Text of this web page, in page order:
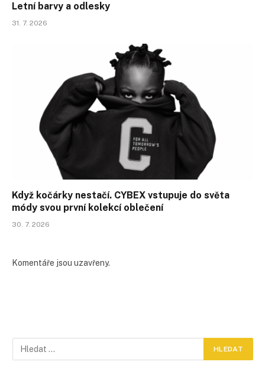
Letní barvy a odlesky
31. 7. 2026
Když kočárky nestačí. CYBEX vstupuje do světa
módy svou první kolekcí oblečení
30. 7. 2026
Komentáře jsou uzavřeny.